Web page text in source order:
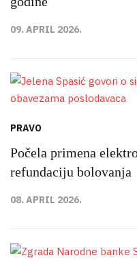
09. APRIL 2026.
PRAVO
Počela primena
refundaciju bolovanja
08. APRIL 2026.